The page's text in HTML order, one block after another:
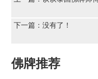
下一篇：没有了！
佛牌推荐